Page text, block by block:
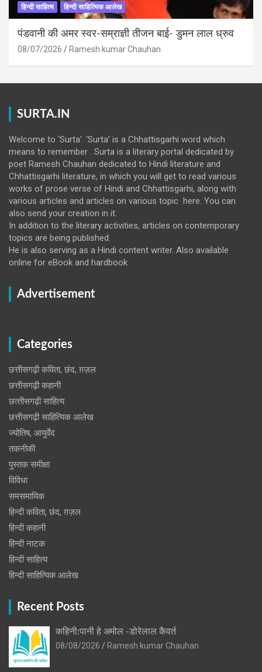
हिन्दी साहित्य हिन्दी साहित्यिक आलेख
पंडवानी की अमर स्वर-सम्राज्ञी तीजन बाई- डुमन लाल ध्रुव
08/07/2026 Ramesh kumar Chauhan
SURTA.IN
Welcome to ‘Surta’. ‘Surta’ is a Chhattisgarhi word which
means to remember . Surta is a literary portal dedicated by
poet Ramesh Chauhan dedicated to Hindi literature and
Chhattisgarhi literature, in which you will get to read various
works of prose verse of Hindi and Chhattisgarhi, along with
various articles and articles on various topic here. You can
also send your creation in it.
In addition to the literary activities, articles on contemporary
topics are being published.
He is also serving as a Hindi content writer. Also available
online for eBook and hardbook
Advertisement
Categories
छत्तीसगढ़ी कविता, छंद, ग़ज़ल
छत्तीसगढ़ी कहानी
छत्‍तीसगढ़ी साहित्‍य
छत्तीसगढ़ी साहित्यिक आलेख
ज्योतिष, आयुर्वेद
तकनीकी
पुस्‍तक समीक्षा
विविधा
समसमायिक
हिन्दी कविता, छंद, ग़ज़ल
हिन्दी कहानी
हिन्‍दी नाटक
हिन्दी साहित्य
हिन्दी साहित्यिक आलेख
Recent Posts
कहिनी:पानी हे अमोल -डोरेलाल कैवर्त
08/08/2026
Ramesh kumar Chauhan